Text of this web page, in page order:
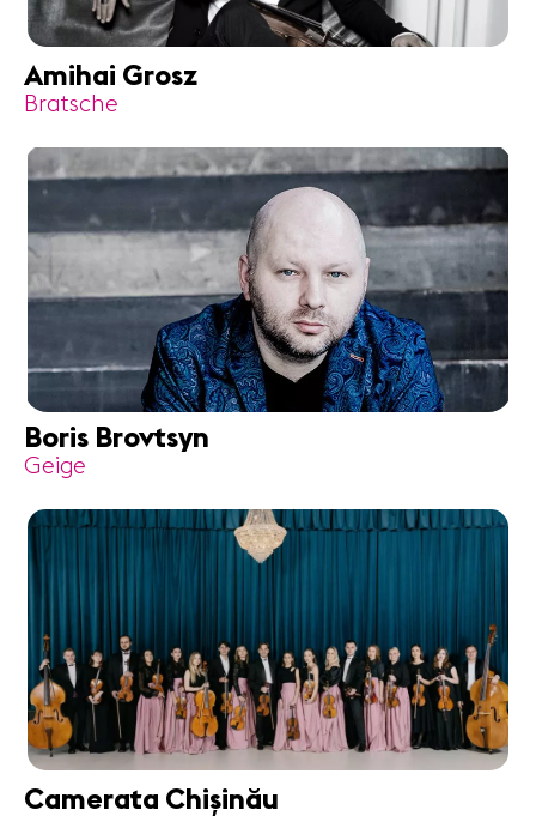
Nützliche
Infos
Konzerte
Freiwillige
Presse
Impressum
Kontakt
Amihai Grosz
Bratsche
Boris Brovtsyn
Geige
Camerata Chișinău